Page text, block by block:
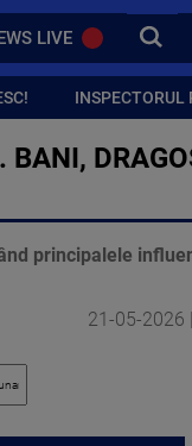
LIVE CAUTA
INSPECTORUL
principalele
21-05-2026